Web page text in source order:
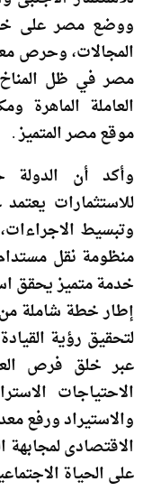
ووضع مصر على
المجالات، وحرص
مصر في ظل المناخ
العاملة الماهرة
موقع مصر المتميز .
وأكد أن
للاستثمارات
وتبسيط الاجراءات،
منظومة نقل
خدمة متميز يحقق
إطار خطة شاملة
لتحقيق رؤية
عبر خلق فرص
الاحتياجات
والاستيراد ورفع
الاقتصادى لمجابهة
على الحياة